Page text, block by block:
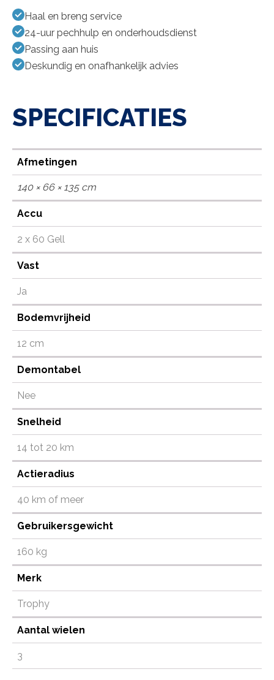
Haal en breng service
24-uur pechhulp en onderhoudsdienst
Passing aan huis
Deskundig en onafhankelijk advies
SPECIFICATIES
Afmetingen
140 × 66 × 135 cm
Accu
2 x 60 Gell
Vast
Ja
Bodemvrijheid
12 cm
Demontabel
Nee
Snelheid
14 tot 20 km
Actieradius
40 km of meer
Gebruikersgewicht
160 kg
Merk
Trophy
Aantal wielen
3